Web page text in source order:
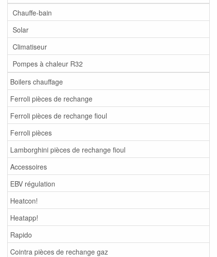
Chauffe-bain
Solar
Climatiseur
Pompes à chaleur R32
Boilers chauffage
Ferroli pièces de rechange
Ferroli pièces de rechange fioul
Ferroli pièces
Lamborghini pièces de rechange fioul
Accessoires
EBV régulation
Heatcon!
Heatapp!
Rapido
Cointra pièces de rechange gaz